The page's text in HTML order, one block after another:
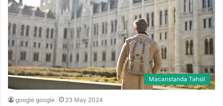
Macarıstanda Təhsil
google google 23 May 2024